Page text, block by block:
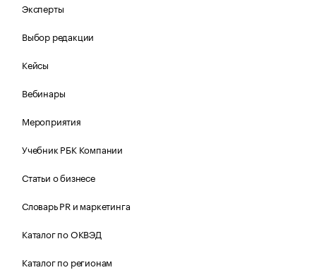
Эксперты
Выбор редакции
Кейсы
Вебинары
Мероприятия
Учебник РБК Компании
Статьи о бизнесе
Словарь PR и маркетинга
Каталог по ОКВЭД
Каталог по регионам